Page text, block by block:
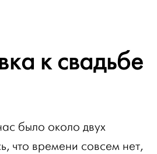
к свадьбе
было около двух
что времени совсем нет,